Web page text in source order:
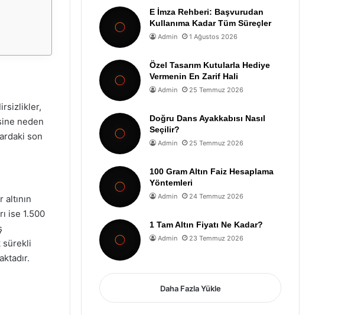
neden
son
ise 1.500
sürekli
E İmza Rehberi: Başvurudan
Kullanıma Kadar Tüm Süreçler
Admin 1 Ağustos 2026
Özel Tasarım Kutularla Hediye
Vermenin En Zarif Hali
Admin 25 Temmuz 2026
Doğru Dans Ayakkabısı Nasıl
Seçilir?
Admin 25 Temmuz 2026
100 Gram Altın Faiz Hesaplama
Yöntemleri
Admin 24 Temmuz 2026
1 Tam Altın Fiyatı Ne Kadar?
Admin 23 Temmuz 2026
Daha Fazla Yükle